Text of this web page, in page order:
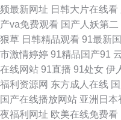
合热 日本足交视频 微拍福利二
俺去啦最新网址 操欧美女孩的
成人网 久久靑青操 人妻精品久
超碰九九 超碰啪啪在线 午夜寂
频最新网址 日韩大片在线看
产va免费观看 国产人妖第二
狠草 日韩精品观看 91最新
市激情婷婷 91精品国产91
在线网站 91直播 91处女 伊
福利资源网 东方成人在线
国产在线播放网站 亚洲日本
夜福利网址 欧美在线免费看